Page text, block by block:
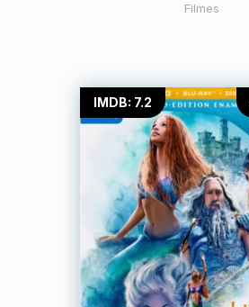
Filmes
IMDB: 7.2